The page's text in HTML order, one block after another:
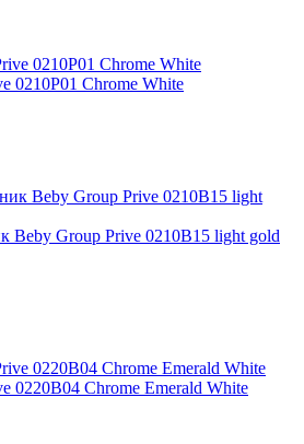
0210P01 Chrome White
Beby Group Prive 0210B15 light gold
0220B04 Chrome Emerald White